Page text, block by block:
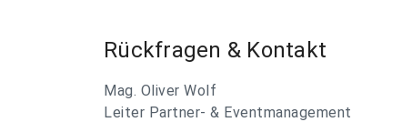
Rückfragen & Kontakt
Mag. Oliver Wolf
Leiter Partner- & Eventmanagement